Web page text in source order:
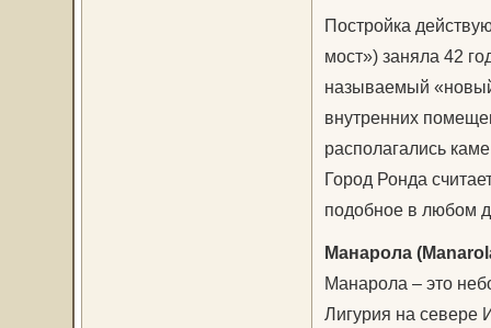
Постройка
мост») заняла 42
называемый
внутренних
располагались
Город Ронда
подобное в любом
Манарола
Манарола – это
Лигурия на севере